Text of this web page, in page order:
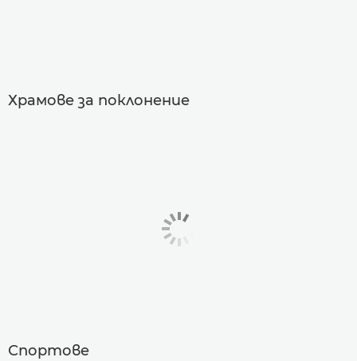
Храмове за поклонение
Спортове